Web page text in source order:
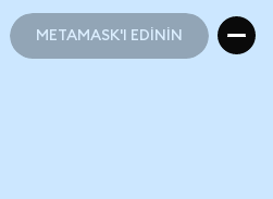
METAMASK'I EDİNİN